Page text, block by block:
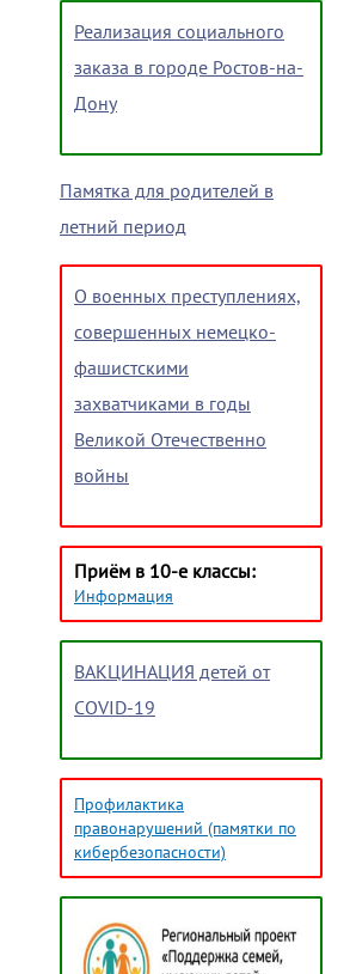
Реализация социального
заказа в городе Ростов-на-
Дону
Памятка для родителей в
летний период
О военных преступлениях,
совершенных немецко-
фашистскими
захватчиками в годы
Великой Отечественно
войны
Приём в 10-е классы:
Информация
ВАКЦИНАЦИЯ детей от
COVID-19
Профилактика
правонарушений (памятки по
кибербезопасности)